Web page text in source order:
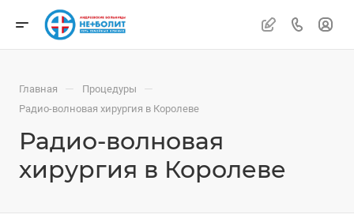
Главная — Процедуры —
Радио-волновая хирургия в Королеве
Радио-волновая
хирургия в Королеве